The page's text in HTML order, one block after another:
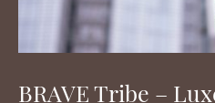
BRAVE Tribe –